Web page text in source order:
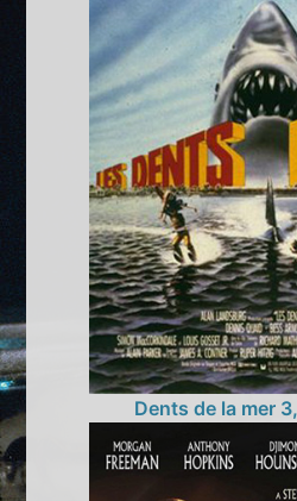
Dents de la mer